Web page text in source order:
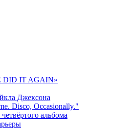
DID IT AGAIN»
Джексона
Disco, Occasionally."
альбома